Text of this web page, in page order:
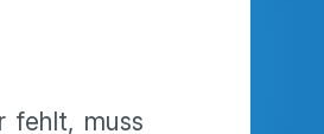
fehlt, muss